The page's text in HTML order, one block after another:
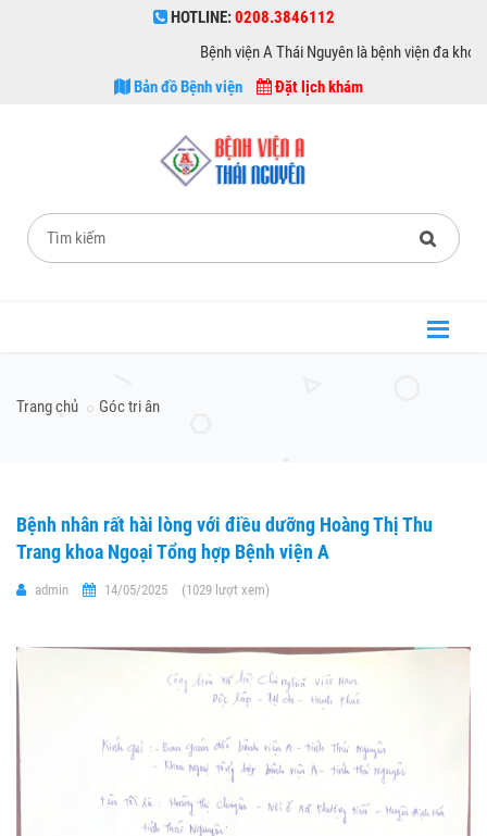
HOTLINE:0208.3846112
Bệnh viện A Thái Nguyên là bệnh viện đa
Bản đồ Bệnh viện
Đặt lịch khám
Trang chủ Góc tri ân
Bệnh nhân rất hài lòng với điều dưỡng Hoàng Thị Thu
Trang khoa Ngoại Tổng hợp Bệnh viện A
admin 14/05/2025 (1029 lượt xem)